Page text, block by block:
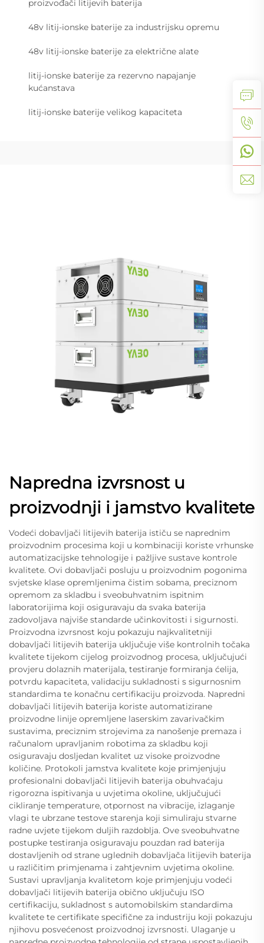
proizvođači litijevih baterija
48v litij-ionske baterije za industrijsku opremu
48v litij-ionske baterije za električne alate
litij-ionske baterije za rezervno napajanje
kućanstava
litij-ionske baterije velikog kapaciteta
Napredna izvrsnost u
proizvodnji i jamstvo kvalitete
Vodeći dobavljači litijevih baterija ističu se naprednim
proizvodnim procesima koji u kombinaciji koriste vrhunske
automatizacijske tehnologije i pažljive sustave kontrole
kvalitete. Ovi dobavljači posluju u proizvodnim pogonima
svjetske klase opremljenima čistim sobama, preciznom
opremom za skladbu i sveobuhvatnim ispitnim
laboratorijima koji osiguravaju da svaka baterija
zadovoljava najviše standarde učinkovitosti i sigurnosti.
Proizvodna izvrsnost koju pokazuju najkvalitetniji
dobavljači litijevih baterija uključuje više kontrolnih točaka
kvalitete tijekom cijelog proizvodnog procesa, uključujući
provjeru dolaznih materijala, testiranje formiranja ćelija,
potvrdu kapaciteta, validaciju sukladnosti s sigurnosnim
standardima te konačnu certifikaciju proizvoda. Napredni
dobavljači litijevih baterija koriste automatizirane
proizvodne linije opremljene laserskim zavarivačkim
sustavima, preciznim strojevima za nanošenje premaza i
računalom upravljanim robotima za skladbu koji
osiguravaju dosljedan kvalitet uz visoke proizvodne
količine. Protokoli jamstva kvalitete koje primjenjuju
profesionalni dobavljači litijevih baterija obuhvaćaju
rigorozna ispitivanja u uvjetima okoline, uključujući
cikliranje temperature, otpornost na vibracije, izlaganje
vlagi te ubrzane testove starenja koji simuliraju stvarne
radne uvjete tijekom duljih razdoblja. Ove sveobuhvatne
postupke testiranja osiguravaju pouzdan rad baterija
dostavljenih od strane uglednih dobavljača litijevih baterija
u različitim primjenama i zahtjevnim uvjetima okoline.
Sustavi upravljanja kvalitetom koje primjenjuju vodeći
dobavljači litijevih baterija obično uključuju ISO
certifikaciju, sukladnost s automobilskim standardima
kvalitete te certifikate specifične za industriju koji pokazuju
njihovu posvećenost proizvodnoj izvrsnosti. Ulaganje u